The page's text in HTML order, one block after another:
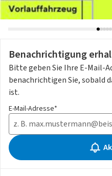
Benachrichtigung
Bitte geben Sie Ihre E-Mail-
benachrichtigen Sie, sobald
ist.
E-Mail-Adresse*